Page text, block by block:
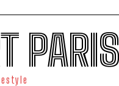
PARIS